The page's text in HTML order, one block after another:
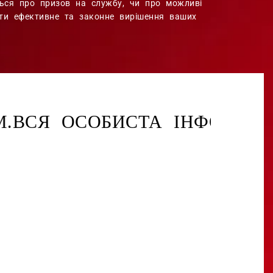
про призов на службу, чи про можливі
ефективне та законне вирішення ваших
ПЕРЕДАЄТЕ